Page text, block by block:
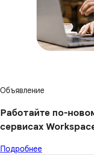
Объявление
Работайте по-
сервисах
Подробнее